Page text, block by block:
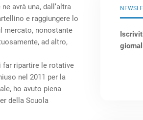
avrà una, dall’altra
e raggiungere lo
mercato, nonostante
ad altro,
far ripartire le rotative
nel 2011 per la
ho avuto piena
della Scuola